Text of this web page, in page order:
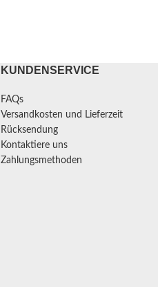
KUNDENSERVICE
FAQs
Versandkosten und Lieferzeit
Rücksendung
Kontaktiere uns
Zahlungsmethoden